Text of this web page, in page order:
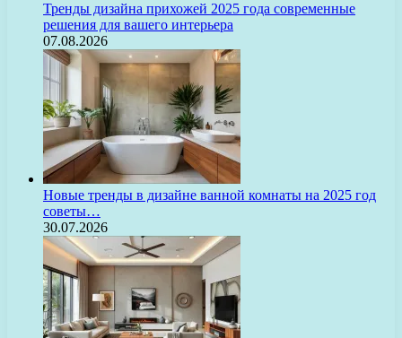
Тренды дизайна прихожей 2025 года современные
решения для вашего интерьера
07.08.2026
Новые тренды в дизайне ванной комнаты на 2025 год
советы…
30.07.2026